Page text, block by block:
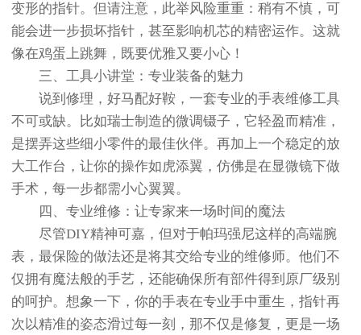
变形的指针。但请注意，此举风险重重：稍有不慎，可
能会进一步损坏指针，甚至影响机芯的精密运作。这就
像在鸡蛋上跳舞，既要优雅又要小心！
三、工具小讲堂：专业装备的魅力
说到修理，好马配好鞍，一套专业的手表维修工具
不可或缺。比如瑞士制造的微调镊子，它轻盈而精准，
是摆弄这些细小零件的最佳伙伴。再加上一个稳定的放
大工作台，让你的操作如虎添翼，仿佛是在显微镜下做
手术，每一步都需小心翼翼。
四、专业维修：让专家来一场时间的魔法
尽管DIY精神可嘉，但对于帕玛强尼这样的高端腕
表，最保险的做法还是将其交给专业的维修师。他们不
仅拥有魔法般的手艺，还能确保所有部件得到原厂级别
的呵护。想象一下，你的手表在专业手中重生，指针再
次以精准的姿态滑过每一刻，那不仅是修复，更是一场